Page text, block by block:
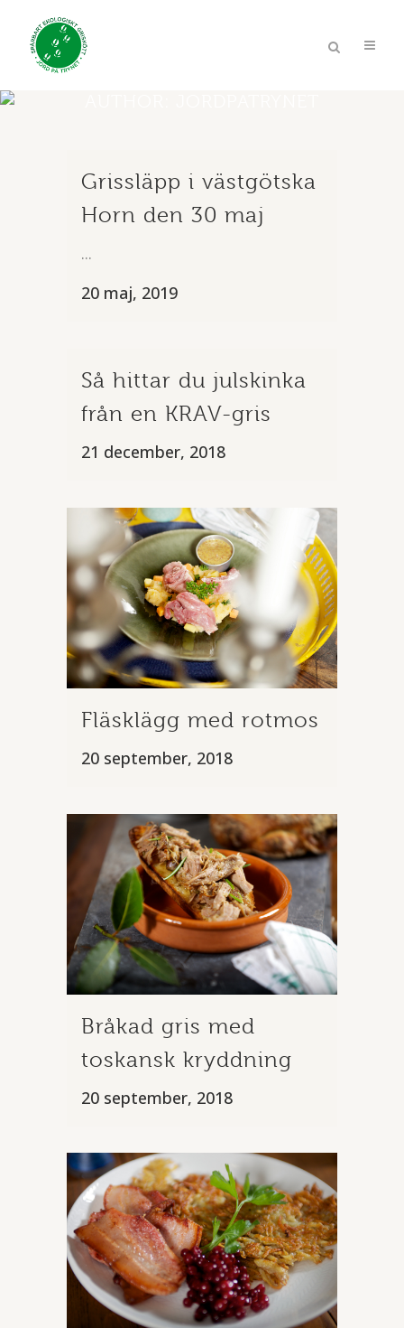
Grissläpp i västgötska
Horn den 30 maj
...
20 maj, 2019
Så hittar du julskinka
från en KRAV-gris
21 december, 2018
Fläsklägg med rotmos
20 september, 2018
Bråkad gris med
toskansk kryddning
20 september, 2018